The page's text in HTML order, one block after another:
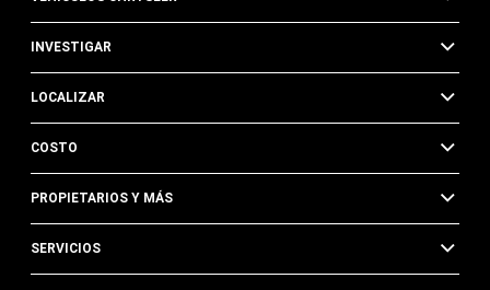
INVESTIGAR
LOCALIZAR
COSTO
PROPIETARIOS Y MÁS
SERVICIOS